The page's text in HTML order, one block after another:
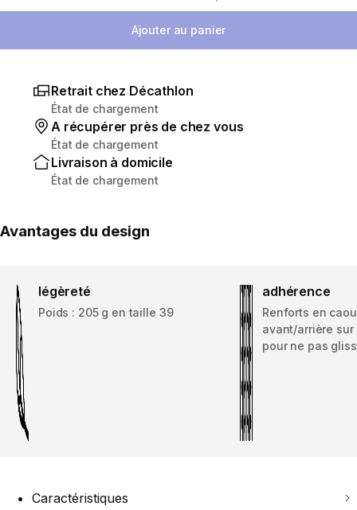
Choisir une quantité
Ajouter au panier
Retrait chez Décathlon
État de chargement
A récupérer près de chez vous
État de chargement
Livraison à domicile
État de chargement
Avantages du design
légèreté
Poids : 205 g en taille 39
adhérence
Renforts en
avant/arrière sur
pour ne pas
Caractéristiques